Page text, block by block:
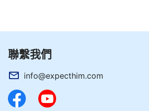
聯繫我們
info@expecthim.com